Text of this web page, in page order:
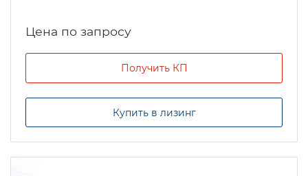
Цена по запросу
Получить КП
Купить в лизинг